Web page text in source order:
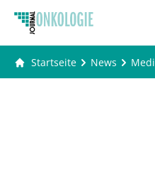
Startseite News